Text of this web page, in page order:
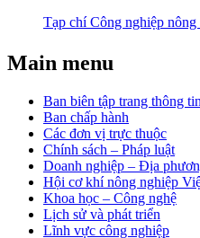
Tạp chí Công nghiệp nông
Main menu
Ban biên tập trang thông
Ban chấp hành
Các đơn vị trực thuộc
Chính sách – Pháp luật
Doanh nghiệp – Địa
Hội cơ khí nông nghiệp
Khoa học – Công nghệ
Lịch sử và phát triển
Lĩnh vực công nghiệp